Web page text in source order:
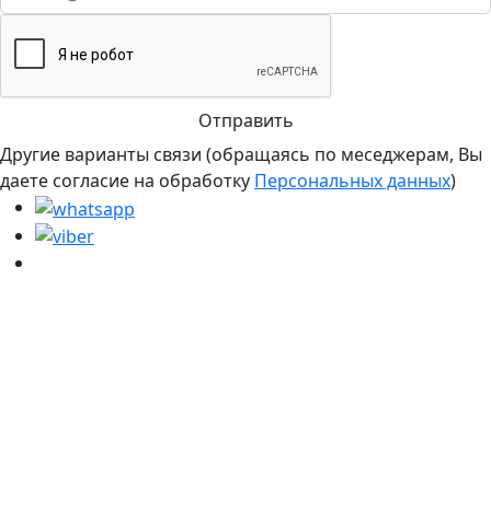
Отправить
Другие варианты связи (обращаясь по меседжерам, Вы
даете согласие на обработку Персональных данных)